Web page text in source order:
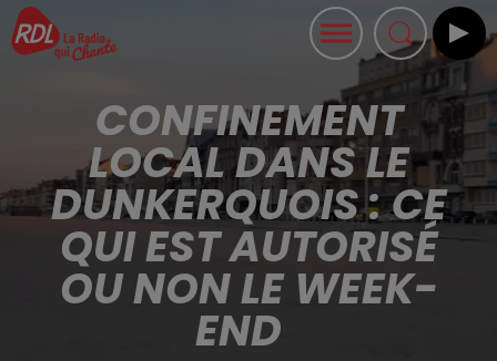
CONFINEMENT
LOCAL DANS LE
DUNKERQUOIS : CE
QUI EST AUTORISÉ
OU NON LE WEEK-
END